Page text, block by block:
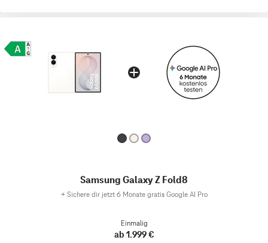
Samsung Galaxy Z Fold8
+ Sichere dir jetzt 6 Monate gratis Google AI Pro
Einmalig
ab 1.999 €